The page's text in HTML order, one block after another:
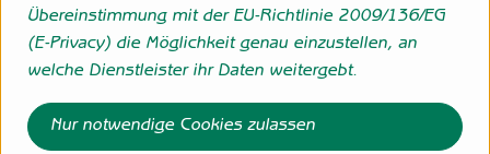
Folge uns
Externer Link zu https://www.instagram.com/
Externer Link zu https://wp.solawi-
Hofgemeinschaft Grummersort
Übereinstimmung mit der EU-Richtlinie 2009/136/EG
(E-Privacy) die Möglichkeit genau einzustellen, an
welche Dienstleister ihr Daten weitergebt.
Nur notwendige Cookies zulassen